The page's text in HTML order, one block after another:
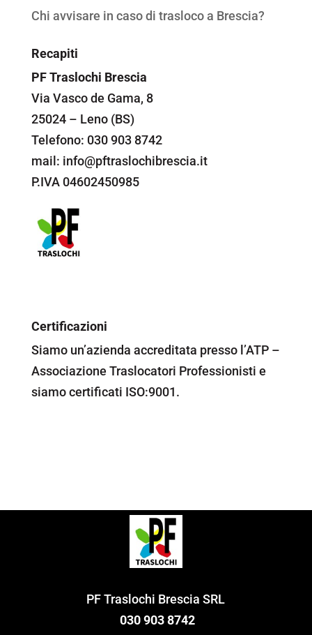
Chi avvisare in caso di trasloco a Brescia?
Recapiti
PF Traslochi Brescia
Via Vasco de Gama, 8
25024 – Leno (BS)
Telefono: 030 903 8742
mail: info@pftraslochibrescia.it
P.IVA 04602450985
Certificazioni
Siamo un’azienda accreditata presso l’ATP –
Associazione Traslocatori Professionisti e
siamo certificati ISO:9001.
PF Traslochi Brescia SRL
030 903 8742